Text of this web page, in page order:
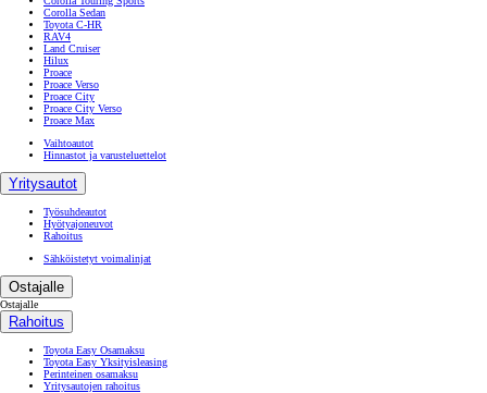
Corolla Sedan
Toyota C-HR
RAV4
Land Cruiser
Hilux
Proace
Proace Verso
Proace City
Proace City Verso
Proace Max
Vaihtoautot
Hinnastot ja varusteluettelot
Yritysautot
Työsuhdeautot
Hyötyajoneuvot
Rahoitus
Sähköistetyt voimalinjat
Ostajalle
Ostajalle
Rahoitus
Toyota Easy Osamaksu
Toyota Easy Yksityisleasing
Perinteinen osamaksu
Yritysautojen rahoitus